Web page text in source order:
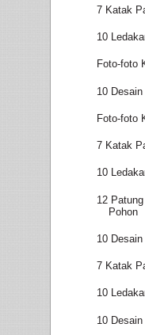
7 Katak
10
Foto-foto
10
Foto-foto
7 Katak
10
12
Pohon
10
7 Katak
10
10